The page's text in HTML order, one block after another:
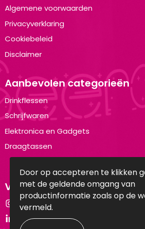
Algemene voorwaarden
Privacyverklaring
Cookiebeleid
Disclaimer
Aanbevolen categorieën
Drinkflessen
Schrijfwaren
Elektronica en Gadgets
Draagtassen
Volg ons op:
Instagram
LinkedIn
Door op accepteren te klikken
met de geldende omgang van
productinformatie zoals op de
vermeld.